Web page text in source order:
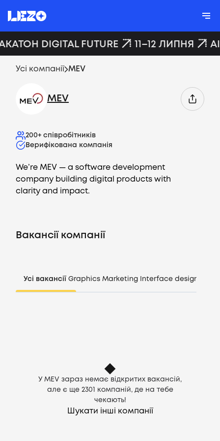
CV генератор
DIGITAL FUTURE 11–12 ЛИПНЯ
Усі компанії MEV
MEV
200+ співробітників
Верифікована компанія
We’re MEV — a software development
company building digital products with
clarity and impact.
Вакансії компанії
Усі вакансії Graphics Marketing Interface design
У MEV зараз немає відкритих вакансій,
але є ще 2301
компаній, де на тебе
чекають!
Шукати інші компанії